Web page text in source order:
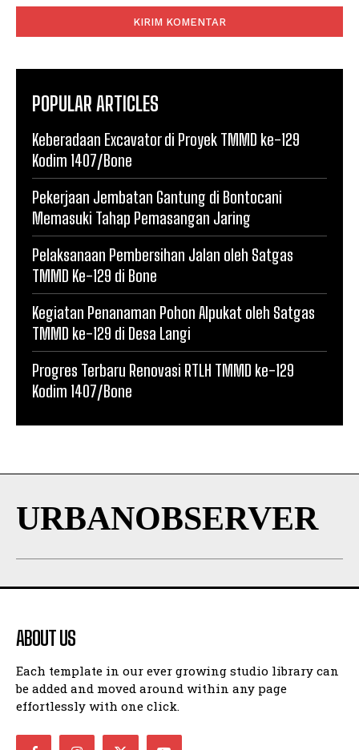
POPULAR ARTICLES
Keberadaan Excavator di Proyek TMMD ke-129
Kodim 1407/Bone
Pekerjaan Jembatan Gantung di Bontocani
Memasuki Tahap Pemasangan Jaring
Pelaksanaan Pembersihan Jalan oleh Satgas
TMMD Ke-129 di Bone
Kegiatan Penanaman Pohon Alpukat oleh Satgas
TMMD ke-129 di Desa Langi
Progres Terbaru Renovasi RTLH TMMD ke-129
Kodim 1407/Bone
URBANOBSERVER
ABOUT US
Each template in our ever growing studio library can
be added and moved around within any page
effortlessly with one click.